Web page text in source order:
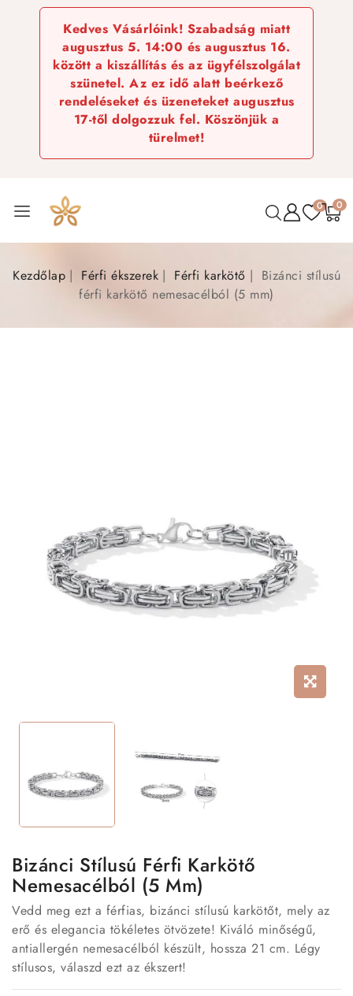
Kedves Vásárlóink! Szabadság miatt
augusztus 5. 14:00 és augusztus 16.
között a kiszállítás és az ügyfélszolgálat
szünetel. Az ez idő alatt beérkező
rendeléseket és üzeneteket augusztus
17-től dolgozzuk fel. Köszönjük a
türelmet!
0 0
Kezdőlap Férfi ékszerek Férfi karkötő
Bizánci stílusú
férfi karkötő nemesacélból (5 mm)
Bizánci Stílusú Férfi Karkötő
Nemesacélból (5 Mm)
Vedd meg ezt a férfias, bizánci stílusú karkötőt, mely az
erő és elegancia tökéletes ötvözete! Kiváló minőségű,
antiallergén nemesacélból készült, hossza 21 cm. Légy
stílusos, válaszd ezt az ékszert!